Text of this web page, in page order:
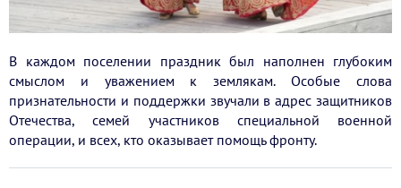
В каждом поселении праздник был наполнен глубоким
смыслом и уважением к землякам. Особые слова
признательности и поддержки звучали в адрес защитников
Отечества, семей участников специальной военной
операции, и всех, кто оказывает помощь фронту.